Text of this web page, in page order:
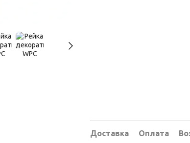
Доставка Оплата